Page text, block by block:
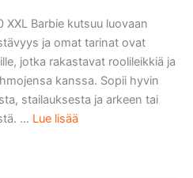
XXL Barbie kutsuu luovaan
ja omat tarinat ovat
jotka rakastavat roolileikkiä ja
kanssa. Sopii hyvin
stailauksesta ja arkeen tai
... Lue lisää